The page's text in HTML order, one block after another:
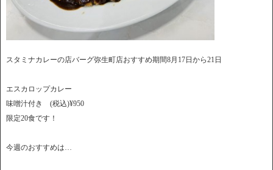
スタミナカレーの店バーグ弥生町店おすすめ期間8月17日から21日
エスカロップカレー
味噌汁付き (税込)¥950
限定20食です！
今週のおすすめは…